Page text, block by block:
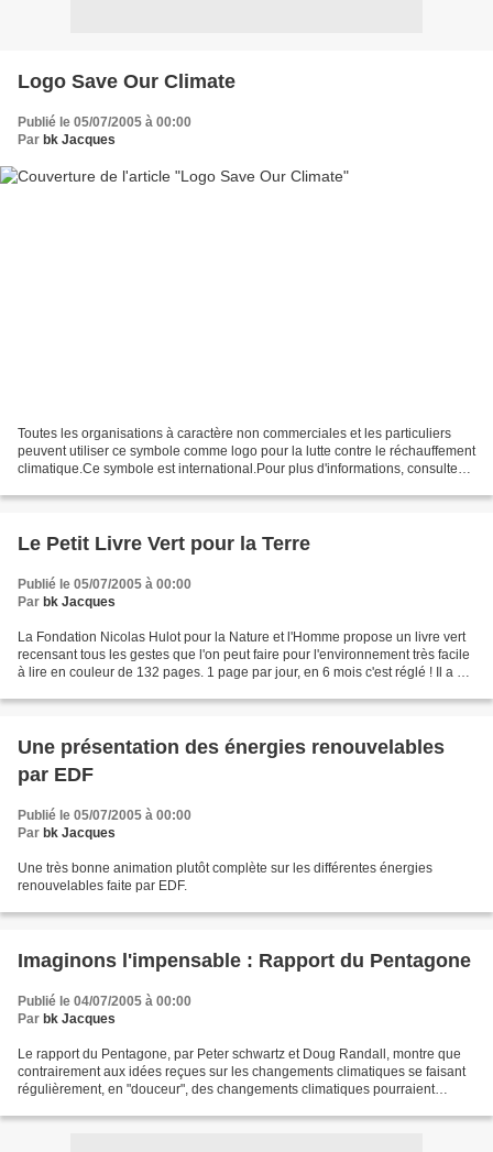
Logo Save Our Climate
Publié le 05/07/2005 à 00:00
Par bk Jacques
Toutes les organisations à caractère non commerciales et les particuliers
peuvent utiliser ce symbole comme logo pour la lutte contre le réchauffement
climatique.Ce symbole est international.Pour plus d'informations, consultez
Le Petit Livre Vert pour la Terre
Publié le 05/07/2005 à 00:00
Par bk Jacques
La Fondation Nicolas Hulot pour la Nature et l'Homme propose un livre vert
recensant tous les gestes que l'on peut faire pour l'environnement très facile
à lire en couleur de 132 pages. 1 page par jour, en 6 mois c'est réglé ! Il a été
Une présentation des énergies renouvelables
par EDF
Publié le 05/07/2005 à 00:00
Par bk Jacques
Une très bonne animation plutôt complète sur les différentes énergies
renouvelables faite par EDF.
Imaginons l'impensable : Rapport du Pentagone
Publié le 04/07/2005 à 00:00
Par bk Jacques
Le rapport du Pentagone, par Peter schwartz et Doug Randall, montre que
contrairement aux idées reçues sur les changements climatiques se faisant
régulièrement, en "douceur", des changements climatiques pourraient